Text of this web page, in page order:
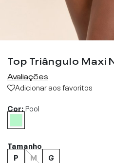
Top Triângulo Maxi
Avaliações
Adicionar aos favoritos
Cor:Pool
Tamanho
P
M G